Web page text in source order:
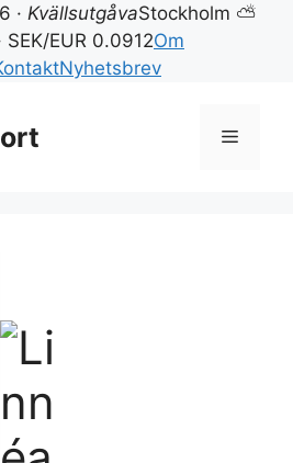
· KvällsutgåvaStockholm ⛅
SEK/EUR 0.0912Om
Nyhetsbrev
Meny